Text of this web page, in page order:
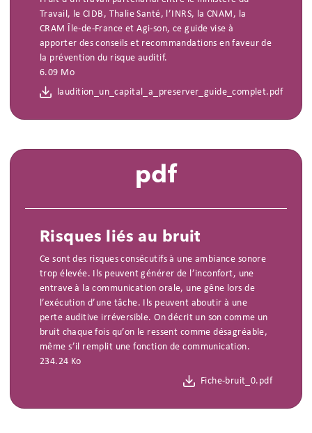
Travail, le CIDB, Thalie Santé, l’INRS, la CNAM, la
CRAM Île-de-France et Agi-son, ce guide vise à
apporter des conseils et recommandations en faveur de
la prévention du risque auditif.
6.09 Mo
laudition_un_capital_a_preserver_guide_complet.pdf
pdf
Risques liés au bruit
Ce sont des risques consécutifs à une ambiance sonore
trop élevée. Ils peuvent générer de l’inconfort, une
entrave à la communication orale, une gêne lors de
l’exécution d’une tâche. Ils peuvent aboutir à une
perte auditive irréversible. On décrit un son comme un
bruit chaque fois qu’on le ressent comme désagréable,
même s’il remplit une fonction de communication.
234.24 Ko
Fiche-bruit_0.pdf